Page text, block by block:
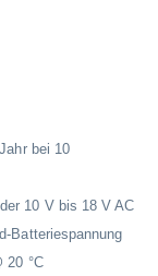
bei 10
10 V bis 18 V AC
Batteriespannung
20 °C